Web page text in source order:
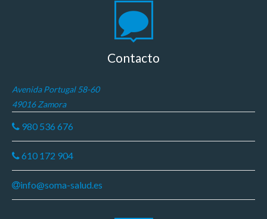
Contacto
Avenida Portugal 58-60
49016 Zamora
980 536 676
610 172 904
info@soma-salud.es